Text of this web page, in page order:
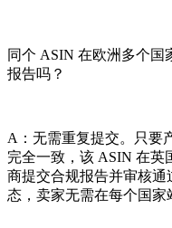
同个 ASIN 在欧洲多个
报告吗？
A：无需重复提交。只要
完全一致，该 ASIN 在英
商提交合规报告并审核
态，卖家无需在每个国家